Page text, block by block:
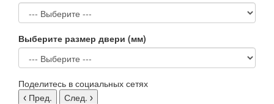
Выберите размер двери (мм)
Поделитесь в социальных сетях
Пред.
След.